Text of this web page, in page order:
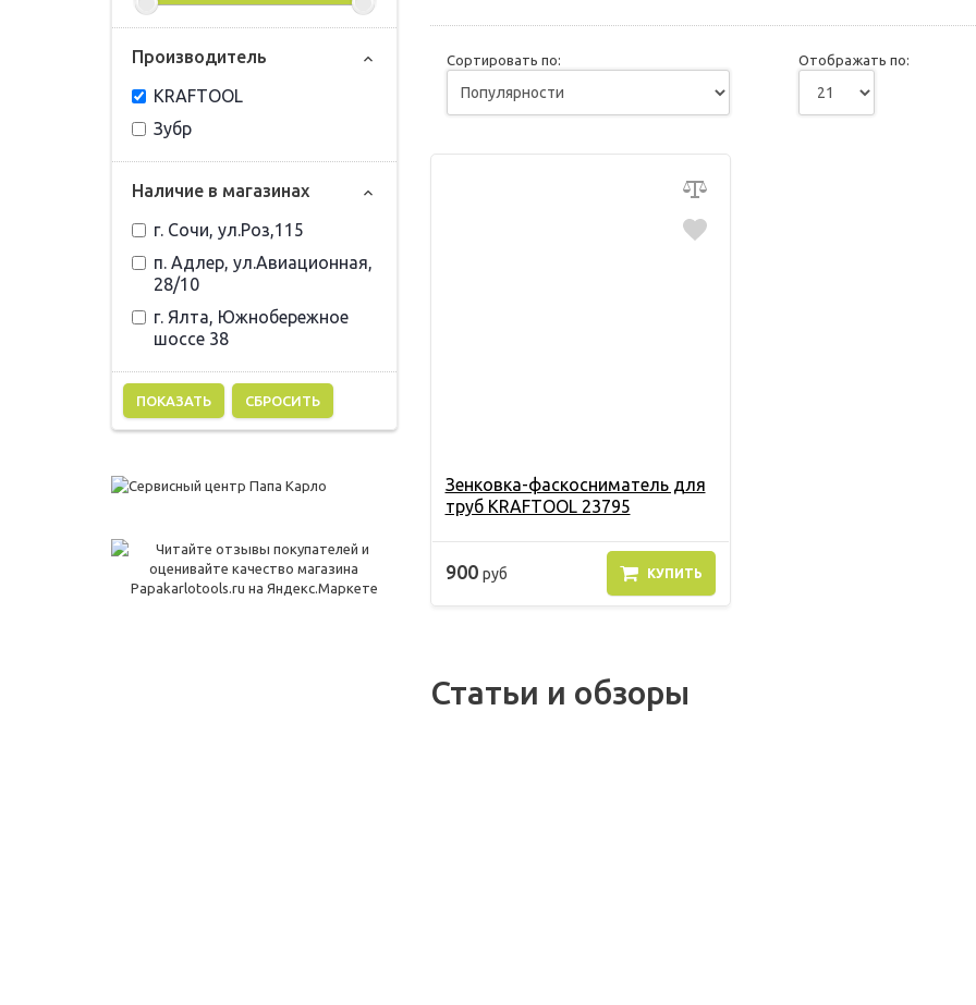
Прoизвoдитель
KRAFTOOL
Зубр
Наличие в магазинах
г. Сочи, ул.Роз,115
п. Адлер, ул.Авиационная,
28/10
г. Ялта, Южнобережное
шоссе 38
СБРОСИТЬ
Сортировать по: Отображать по:
Зенковка-фаскосниматель для
труб KRAFTOOL 23795
900 руб КУПИТЬ
Статьи и обзоры